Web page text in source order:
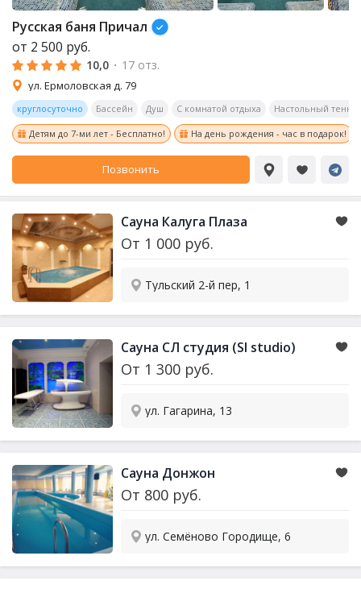
Русская баня Причал
от 2 500 руб.
10,0 · 17 отз.
ул. Ермоловская д. 79
круглосуточно Бассейн Душ С комнатой отдыха Настольный
Детям до 7-ми лет - Бесплатно! На день рождения - час в подарок!
Позвонить
Сауна Калуга Плаза
От 1 000 руб.
Тульский 2-й пер, 1
Сауна СЛ студия (Sl studio)
От 1 300 руб.
ул. Гагарина, 13
Сауна Донжон
От 800 руб.
ул. Семёново Городище, 6